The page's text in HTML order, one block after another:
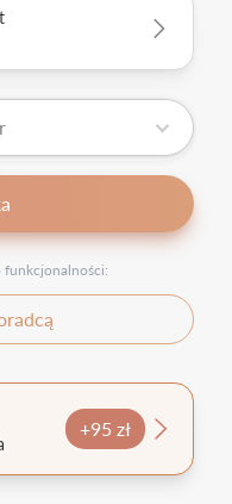
funkcjonalności:
+95 zł